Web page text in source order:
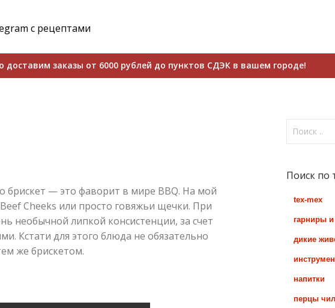
с рецептами
доставим заказы от 6000 рублей до пунктов СДЭК в вашем городе!
брискет — это фаворит в мире BBQ. На мой
Cheeks или просто говяжьи щечки. При
необычной липкой консистенции, за счет
Кстати для этого блюда не обязательно
же брискетом.
Поиск по
tex-mex
гарниры и
дикие
напитки
перцы